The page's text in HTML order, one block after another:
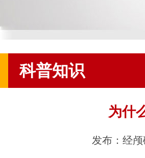
科普知识
为什
发布：经